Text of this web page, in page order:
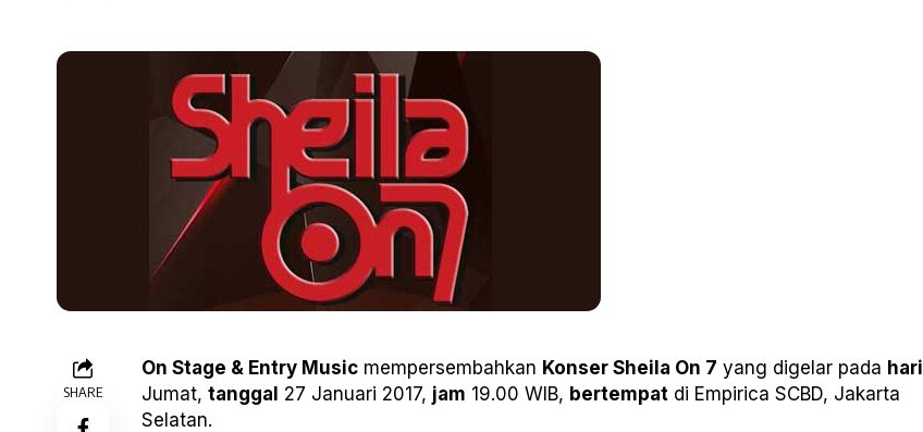
SHARE
On Stage & Entry Music mempersembahkan Konser Sheila On 7 yang digelar pada hari
Jumat, tanggal 27 Januari 2017, jam 19.00 WIB, bertempat di Empirica SCBD, Jakarta
Selatan.